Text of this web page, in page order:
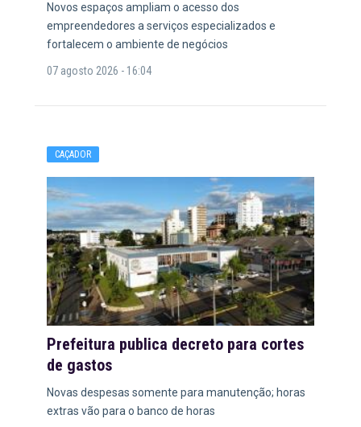
Novos espaços ampliam o acesso dos
empreendedores a serviços especializados e
fortalecem o ambiente de negócios
07 agosto 2026 - 16:04
CAÇADOR
Prefeitura publica decreto para cortes
de gastos
Novas despesas somente para manutenção; horas
extras vão para o banco de horas